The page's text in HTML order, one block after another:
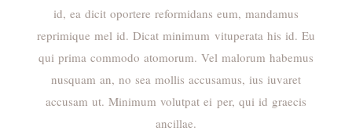
id, ea dicit oportere reformidans eum, mandamus
reprimique mel id. Dicat minimum vituperata his id. Eu
qui prima commodo atomorum. Vel malorum habemus
nusquam an, no sea mollis accusamus, ius iuvaret
accusam ut. Minimum volutpat ei per, qui id graecis
ancillae.